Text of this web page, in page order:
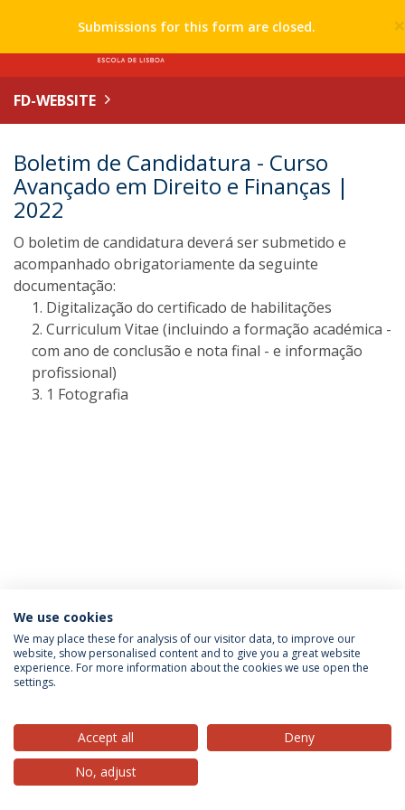
×
Submissions for this form are closed.
FD-WEBSITE
Boletim de Candidatura - Curso
Avançado em Direito e Finanças |
2022
O boletim de candidatura deverá ser submetido e
acompanhado obrigatoriamente da seguinte
documentação:
Digitalização do certificado de habilitações
Curriculum Vitae (incluindo a formação académica -
com ano de conclusão e nota final - e informação
profissional)
1 Fotografia
Privacy Policy Terms & Conditions Rights of Data Subjects
© 2026 Universidade Católica Portuguesa
We use cookies
We may place these for analysis of our visitor data, to improve our
website, show personalised content and to give you a great website
experience. For more information about the cookies we use open the
settings.
Accept all
Deny
No, adjust